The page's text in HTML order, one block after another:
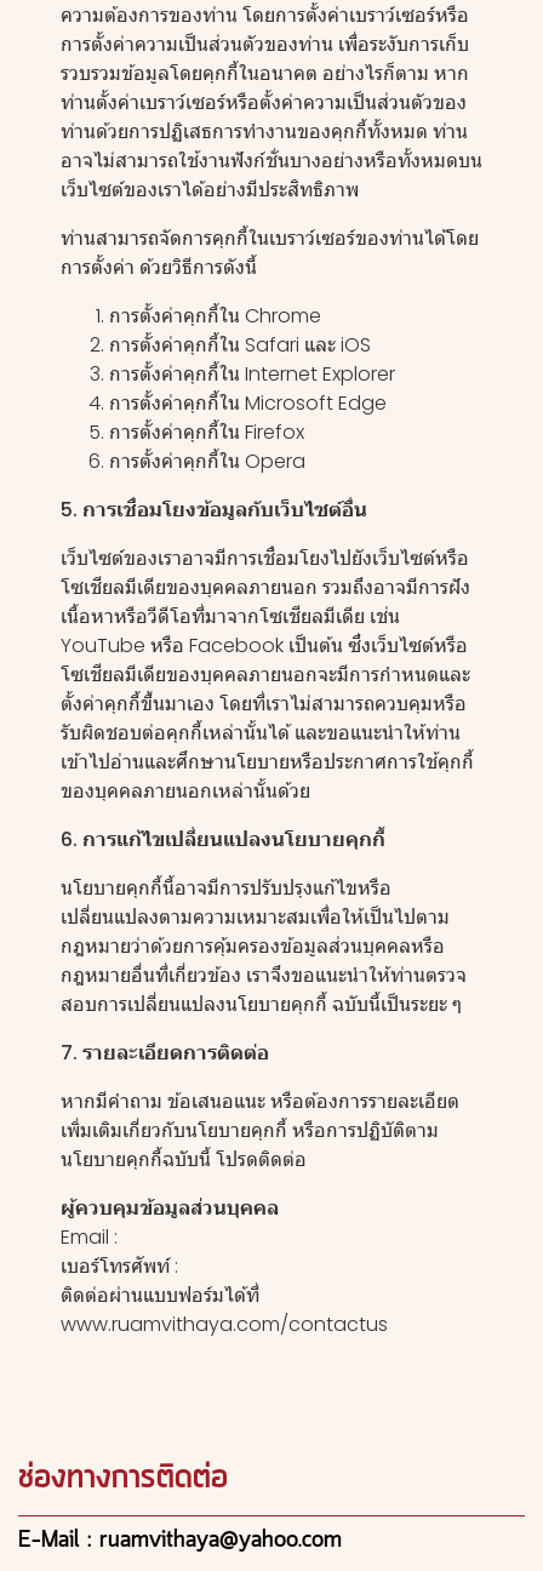
ความต้องการของท่าน โดยการตั้งค่าเบราว์เซอร์หรือ
การตั้งค่าความเป็นส่วนตัวของท่าน เพื่อระงับการเก็บ
รวบรวมข้อมูลโดยคุกกี้ในอนาคต อย่างไรก็ตาม หาก
ท่านตั้งค่าเบราว์เซอร์หรือตั้งค่าความเป็นส่วนตัวของ
ท่านด้วยการปฏิเสธการทำงานของคุกกี้ทั้งหมด ท่าน
อาจไม่สามารถใช้งานฟังก์ชั่นบางอย่างหรือทั้งหมดบน
เว็บไซต์ของเราได้อย่างมีประสิทธิภาพ
ท่านสามารถจัดการคุกกี้ในเบราว์เซอร์ของท่านได้โดย
การตั้งค่า ด้วยวิธีการดังนี้
การตั้งค่าคุกกี้ใน Chrome
การตั้งค่าคุกกี้ใน Safari และiOS
การตั้งค่าคุกกี้ใน Internet Explorer
การตั้งค่าคุกกี้ใน Microsoft Edge
การตั้งค่าคุกกี้ใน Firefox
การตั้งค่าคุกกี้ใน Opera
5. การเชื่อมโยงข้อมูลกับเว็บไซต์อื่น
เว็บไซต์ของเราอาจมีการเชื่อมโยงไปยังเว็บไซต์หรือ
โซเชียลมีเดียของบุคคลภายนอก รวมถึงอาจมีการฝัง
เนื้อหาหรือวีดีโอที่มาจากโซเชียลมีเดีย เช่น
YouTube หรือ Facebook เป็นต้น ซึ่งเว็บไซต์หรือ
โซเชียลมีเดียของบุคคลภายนอกจะมีการกำหนดและ
ตั้งค่าคุกกี้ขึ้นมาเอง โดยที่เราไม่สามารถควบคุมหรือ
รับผิดชอบต่อคุกกี้เหล่านั้นได้ และขอแนะนำให้ท่าน
เข้าไปอ่านและศึกษานโยบายหรือประกาศการใช้คุกกี้
ของบุคคลภายนอกเหล่านั้นด้วย
6. การแก้ไขเปลี่ยนแปลงนโยบายคุกกี้
นโยบายคุกกี้นี้อาจมีการปรับปรุงแก้ไขหรือ
เปลี่ยนแปลงตามความเหมาะสมเพื่อให้เป็นไปตาม
กฎหมายว่าด้วยการคุ้มครองข้อมูลส่วนบุคคลหรือ
กฎหมายอื่นที่เกี่ยวข้อง เราจึงขอแนะนำให้ท่านตรวจ
สอบการเปลี่ยนแปลงนโยบายคุกกี้ ฉบับนี้เป็นระยะ ๆ
7. รายละเอียดการติดต่อ
หากมีคำถาม ข้อเสนอแนะ หรือต้องการรายละเอียด
เพิ่มเติมเกี่ยวกับนโยบายคุกกี้ หรือการปฏิบัติตาม
นโยบายคุกกี้ฉบับนี้ โปรดติดต่อ
ผู้ควบคุมข้อมูลส่วนบุคคล
Email :
เบอร์โทรศัพท์ :
ติดต่อผ่านแบบฟอร์มได้ที่
www.ruamvithaya.com/contactus
ช่องทางการติดต่อ
E-Mail : ruamvithaya@yahoo.com